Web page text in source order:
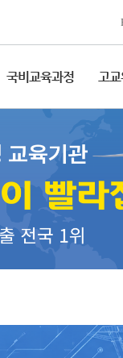
국비교육과정 고